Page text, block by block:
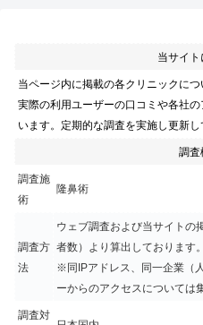
当サイト
当ページ内に掲載の各クリニックに
実際の利用ユーザーの口コミや各社
います。定期的な調査を実施し更新し
調査
調査施
術
隆鼻術
調査方
法
ウェブ調査および当サイトの
者数）より算出しております。
※同IPアドレス、同一企業（
ーからのアクセスについては
調査対